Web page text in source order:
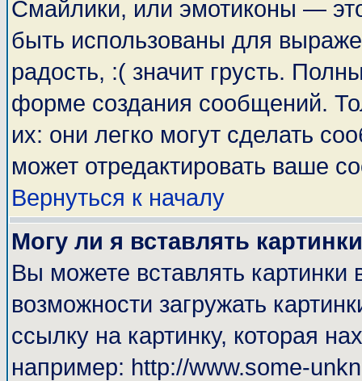
Смайлики, или эмотиконы —
быть использованы для
радость, :( значит грусть.
форме создания сообщений.
их: они легко могут сделать
может отредактировать ваше
Вернуться к началу
Могу ли я вставлять
Вы можете вставлять
возможности загружать
ссылку на картинку, которая
например: http://www.some-